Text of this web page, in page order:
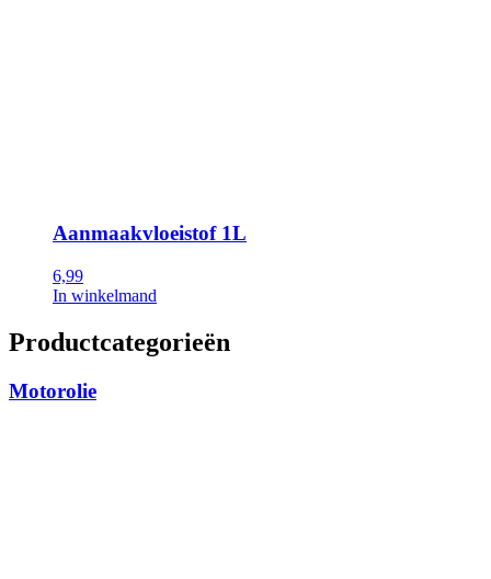
Aanmaakvloeistof 1L
6,99
In winkelmand
Productcategorieën
Motorolie